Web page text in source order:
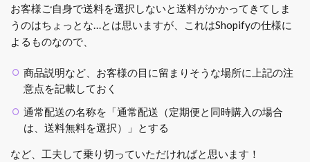
お客様ご自身で送料を選択しないと送料がかかってきてしま
うのはちょっとな…とは思いますが、これはShopifyの仕様に
よるものなので、
商品説明など、お客様の目に留まりそうな場所に上記の注
意点を記載しておく
通常配送の名称を「通常配送（定期便と同時購入の場合
は、送料無料を選択）」とする
など、工夫して乗り切っていただければと思います！